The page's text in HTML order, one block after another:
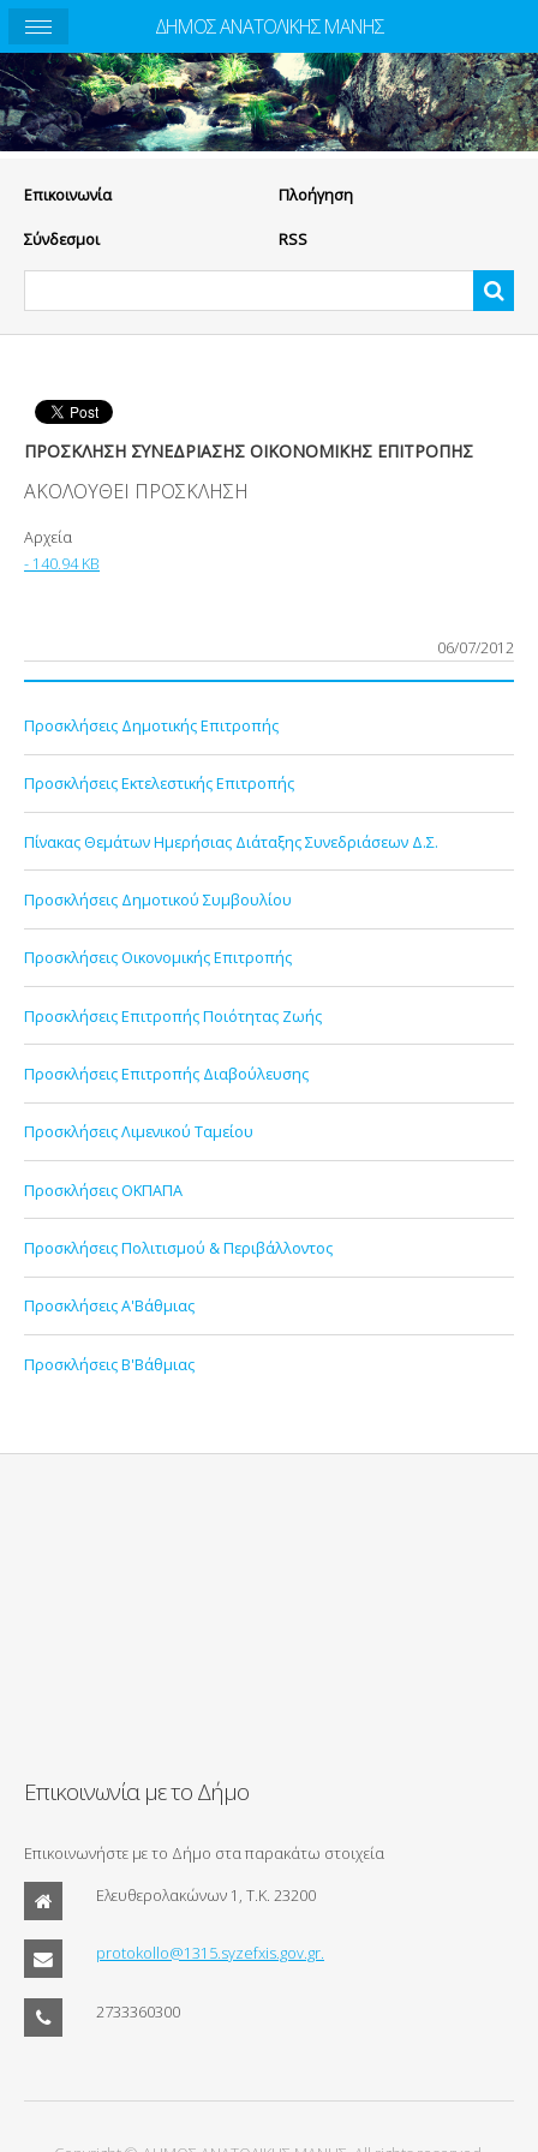
Eπικοινωνία Πλοήγηση
Σύνδεσμοι RSS
ΠΡΟΣΚΛΗΣΗ ΣΥΝΕΔΡΙΑΣΗΣ ΟΙΚΟΝΟΜΙΚΗΣ ΕΠΙΤΡΟΠΗΣ
ΑΚΟΛΟΥΘΕΙ ΠΡΟΣΚΛΗΣΗ
Αρχεία
- 140.94 KB
06/07/2012
Προσκλήσεις Δημοτικής Επιτροπής
Προσκλήσεις Εκτελεστικής Επιτροπής
Πίνακας Θεμάτων Ημερήσιας Διάταξης Συνεδριάσεων Δ.Σ.
Προσκλήσεις Δημοτικού Συμβουλίου
Προσκλήσεις Οικονομικής Επιτροπής
Προσκλήσεις Επιτροπής Ποιότητας Ζωής
Προσκλήσεις Επιτροπής Διαβούλευσης
Προσκλήσεις Λιμενικού Ταμείου
Προσκλήσεις ΟΚΠΑΠΑ
Προσκλήσεις Πολιτισμού & Περιβάλλοντος
Προσκλήσεις Α'Βάθμιας
Προσκλήσεις Β'Βάθμιας
Επικοινωνία με το Δήμο
Επικοινωνήστε με το Δήμο στα παρακάτω στοιχεία
Ελευθερολακώνων 1, Τ.Κ. 23200
protokollo@1315.syzefxis.gov.gr.
2733360300
ΔΗΜΟΣ ΑΝΑΤΟΛΙΚΗΣ ΜΑΝΗΣ